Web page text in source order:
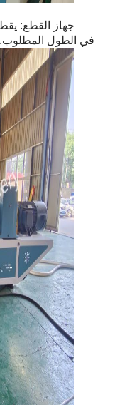
جهاز القطع:
في الطول المطلوب.